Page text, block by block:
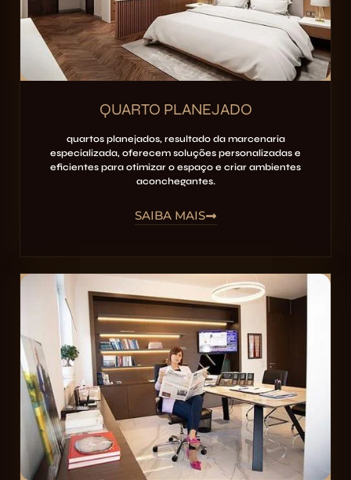
QUARTO PLANEJADO
quartos planejados, resultado da marcenaria
especializada, oferecem soluções personalizadas e
eficientes para otimizar o espaço e criar ambientes
aconchegantes.
SAIBA MAIS